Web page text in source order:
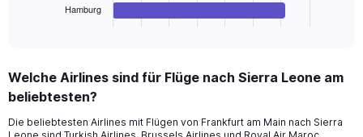
Range:
4
The
Hamburg
Welche Airlines sind für Flüge nach Sierra Leone am
beliebtesten?
Die beliebtesten Airlines mit Flügen von Frankfurt am Main nach Sierra